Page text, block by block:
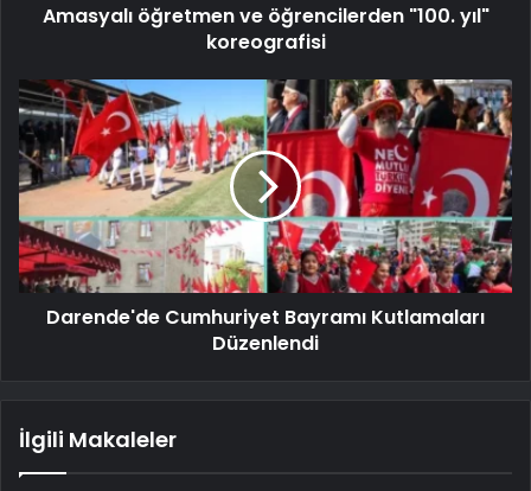
Amasyalı öğretmen ve öğrencilerden "100. yıl"
koreografisi
Darende'de Cumhuriyet Bayramı Kutlamaları
Düzenlendi
İlgili Makaleler